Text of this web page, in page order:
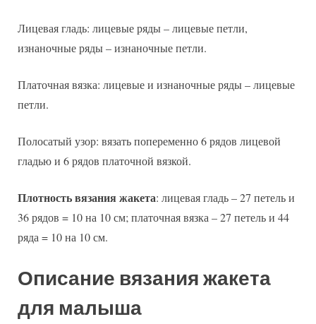
Лицевая гладь: лицевые ряды – лицевые петли,
изнаночные ряды – изнаночные петли.
Платочная вязка: лицевые и изнаночные ряды – лицевые
петли.
Полосатый узор: вязать попеременно 6 рядов лицевой
гладью и 6 рядов платочной вязкой.
Плотность вязания жакета: лицевая гладь – 27 петель и
36 рядов = 10 на 10 см; платочная вязка – 27 петель и 44
ряда = 10 на 10 см.
Описание вязания жакета
для малыша